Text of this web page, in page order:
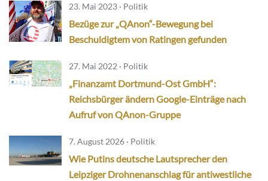
23. Mai 2023 · Politik
Bezüge zur „QAnon“-Bewegung bei
Beschuldigtem von Ratingen gefunden
27. Mai 2022 · Politik
„Finanzamt Dortmund-Ost GmbH“:
Reichsbürger ändern Google-Einträge nach
Aufruf von QAnon-Gruppe
7. August 2026 · Politik
Wie Putins deutsche Lautsprecher den
Leipziger Drohnenanschlag für antiwestliche